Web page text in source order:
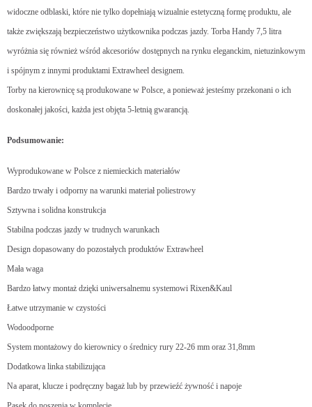
widoczne odblaski, które nie tylko dopełniają wizualnie estetyczną formę produktu, ale
także zwiększają bezpieczeństwo użytkownika podczas jazdy. Torba Handy 7,5 litra
wyróżnia się również wśród akcesoriów dostępnych na rynku eleganckim, nietuzinkowym
i spójnym z innymi produktami Extrawheel designem.
Torby na kierownicę są produkowane w Polsce, a ponieważ jesteśmy przekonani o ich
doskonałej jakości, każda jest objęta 5-letnią gwarancją.
Podsumowanie:
Wyprodukowane w Polsce z niemieckich materiałów
Bardzo trwały i odporny na warunki materiał poliestrowy
Sztywna i solidna konstrukcja
Stabilna podczas jazdy w trudnych warunkach
Design dopasowany do pozostałych produktów Extrawheel
Mała waga
Bardzo łatwy montaż dzięki uniwersalnemu systemowi Rixen&Kaul
Łatwe utrzymanie w czystości
Wodoodporne
System montażowy do kierownicy o średnicy rury 22-26 mm oraz 31,8mm
Dodatkowa linka stabilizująca
Na aparat, klucze i podręczny bagaż lub by przewieźć żywność i napoje